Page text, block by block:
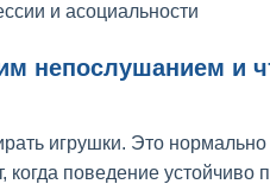
и асоциальности
непослушанием и
игрушки. Это нормально
когда поведение устойчиво